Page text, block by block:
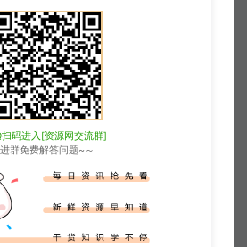
息，访客发现请向站长举
存储在云盘，如发现链接
们我们会第一时间更新。
站任一内容，均代表您已
源码
测评小程序uniapp开发，支持
台
扫码进入[资源网交流群]
进群免费解答问题~～